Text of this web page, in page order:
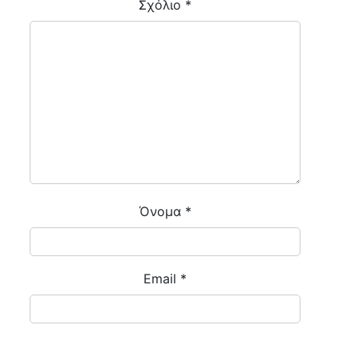
Σχόλιο *
Όνομα *
Email *